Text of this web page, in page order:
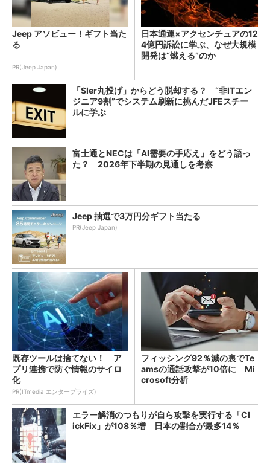
Jeep アソビュー！ギフト当た
る
PR(Jeep Japan)
日本通運×アクセンチュアの12
4億円訴訟に学ぶ、なぜ大規模
開発は“燃える”のか
「SIer丸投げ」からどう脱却する？ “非ITエン
ジニア9割”でシステム刷新に挑んだJFEスチー
ルに学ぶ
富士通とNECは「AI需要の手応え」をどう語っ
た？ 2026年下半期の見通しを考察
Jeep 抽選で3万円分ギフト当たる
PR(Jeep Japan)
既存ツールは捨てない！ ア
プリ連携で防ぐ情報のサイロ
化
PR(ITmedia エンタープライズ)
フィッシング92％減の裏でTe
amsの通話攻撃が10倍に Mi
crosoft分析
エラー解消のつもりが自ら攻撃を実行する「Cl
ickFix」が108％増 日本の割合が最多14％